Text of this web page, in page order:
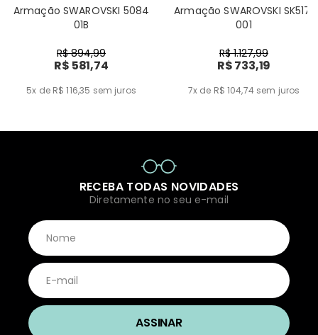
Armação SWAROVSKI 5084
01B
R$ 894,99
R$ 581,74
5x de R$ 116,35 sem juros
Armação SWAROVSKI SK5171
001
R$ 1.127,99
R$ 733,19
7x de R$ 104,74 sem juros
RECEBA TODAS NOVIDADES
Diretamente no seu e-mail